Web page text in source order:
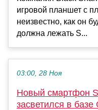
игровой планшет с
неизвестно, как он
должна лежать S...
03:00, 28 Ноя
Новый смартфон
засветился в базе